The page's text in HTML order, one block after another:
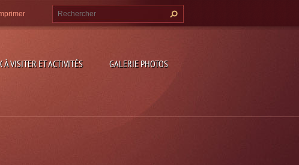
À VISITER ET ACTIVITÉS
GALERIE PHOTOS